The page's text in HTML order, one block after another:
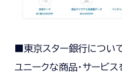
■東京スター銀行につい
ユニークな商品・サービス